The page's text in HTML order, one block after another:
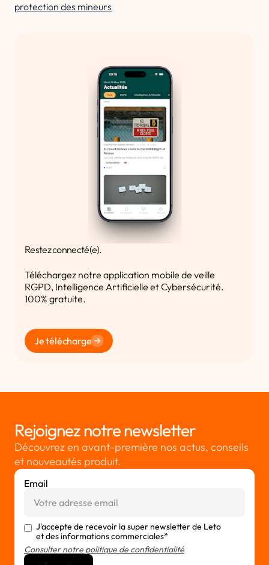
protection des mineurs
Restez connecté(e).
Téléchargez notre application mobile de veille
RGPD, Intelligence Artificielle et Cybersécurité.
100% gratuite.
Je télécharge
Rejoignez notre newsletter
Découvrez en avant-première nos actus, conseils
et nouveautés produit.
Email
J'accepte de recevoir la super newsletter de Leto
et des informations commerciales*
Consulter notre politique de confidentialité